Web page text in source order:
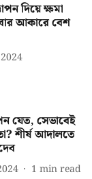
দিয়ে ক্ষমা
আকারে বেশ
যেত, সেভাবেই
শীর্ষ আদালতে
1 min read